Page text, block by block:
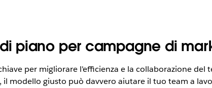
piano per campagne di
per migliorare l'efficienza e la collaborazione
modello giusto può davvero aiutare il tuo team a